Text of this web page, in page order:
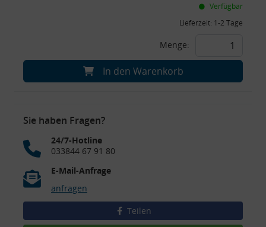
Verfügbar
Lieferzeit: 1-2 Tage
Menge:
In den Warenkorb
Sie haben Fragen?
24/7-Hotline
033844 67 91 80
E-Mail-Anfrage
anfragen
Teilen